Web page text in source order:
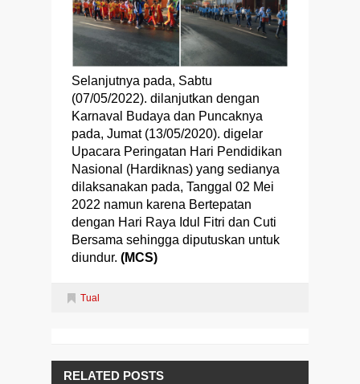
Selanjutnya pada, Sabtu
(07/05/2022). dilanjutkan dengan
Karnaval Budaya dan Puncaknya
pada, Jumat (13/05/2020). digelar
Upacara Peringatan Hari Pendidikan
Nasional (Hardiknas) yang sedianya
dilaksanakan pada, Tanggal 02 Mei
2022 namun karena Bertepatan
dengan Hari Raya Idul Fitri dan Cuti
Bersama sehingga diputuskan untuk
diundur. (MCS)
Tual
RELATED POSTS